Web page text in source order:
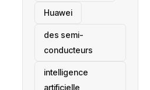
Huawei
des semi-
conducteurs
intelligence
artificielle